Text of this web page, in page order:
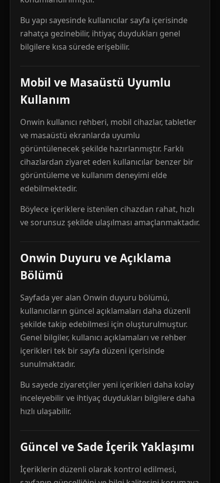
Bu yapı sayesinde kullanıcılar sayfa içerisinde
rahatça gezinebilir, ihtiyaç duydukları genel
bilgilere kısa sürede erişebilir.
Mobil ve Masaüstü Uyumlu
Kullanım
Onwin kullanıcı rehberi, mobil cihazlar, tabletler
ve masaüstü ekranlarda uyumlu
görüntülenecek şekilde hazırlanmıştır. Farklı
cihazlardan ziyaret eden kullanıcılar benzer bir
görüntüleme ve kullanım deneyimi elde
edebilmektedir.
Böylece içeriklere istenilen cihazdan rahat, hızlı
ve sorunsuz şekilde ulaşılması amaçlanmaktadır.
Onwin Duyuru ve Açıklama
Bölümü
Sayfada yer alan Onwin duyuru bölümü,
kullanıcıların güncel açıklamaları daha düzenli
şekilde takip edebilmesi için oluşturulmuştur.
Genel bilgiler, kullanıcı açıklamaları ve rehber
içerikleri tek bir sayfa düzeni içerisinde
sunulmaktadır.
Bu sayede ziyaretçiler yeni içerikleri daha kolay
inceleyebilir ve ihtiyaç duydukları bilgilere daha
hızlı ulaşabilir.
Güncel ve Sade İçerik Yaklaşımı
İçeriklerin düzenli olarak kontrol edilmesi,